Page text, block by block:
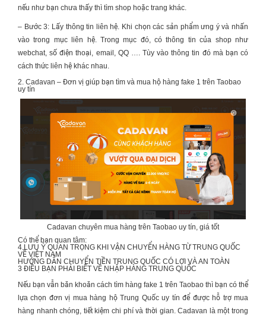
nếu như bạn chưa thấy thì tìm shop hoặc trang khác.
– Bước 3: Lấy thông tin liên hệ. Khi chọn các sản phẩm ưng ý và nhấn
vào trong mục liên hệ. Trong mục đó, có thông tin của shop như
webchat, số điện thoại, email, QQ …. Tùy vào thông tin đó mà bạn có
cách thức liên hệ khác nhau.
2. Cadavan – Đơn vị giúp bạn tìm và mua hộ hàng fake 1 trên Taobao
uy tín
Cadavan chuyên mua hàng trên Taobao uy tín, giá tốt
Có thể bạn quan tâm:
4 LƯU Ý QUAN TRỌNG KHI VẬN CHUYỂN HÀNG TỪ TRUNG QUỐC
VỀ VIỆT NAM
HƯỚNG DẪN CHUYỂN TIỀN TRUNG QUỐC CÓ LỢI VÀ AN TOÀN
3 ĐIỀU BẠN PHẢI BIẾT VỀ NHẬP HÀNG TRUNG QUỐC
Nếu bạn vẫn băn khoăn cách tìm hàng fake 1 trên Taobao thì bạn có thể
lựa chọn đơn vị mua hàng hộ Trung Quốc uy tín để được hỗ trợ mua
hàng nhanh chóng, tiết kiệm chi phí và thời gian. Cadavan là một trong